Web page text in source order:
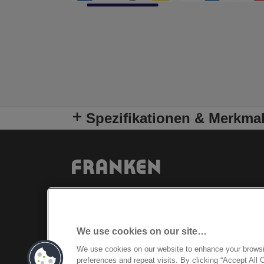
Spezifikationen &
We use cookies on our site…
We use cookies on our website to enhance your
preferences and repeat visits. By clicking “Accept All